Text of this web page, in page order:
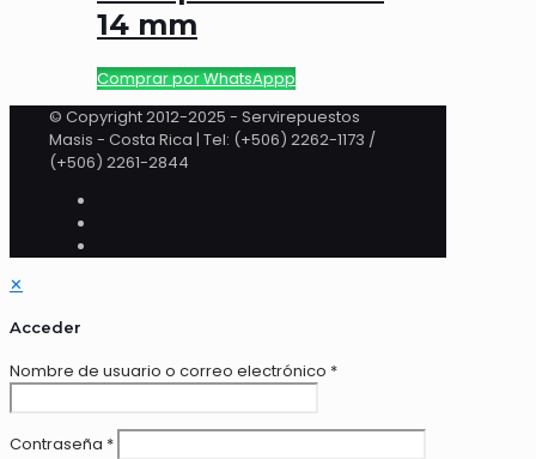
14 mm
Comprar por WhatsAppp
© Copyright 2012-2025 - Servirepuestos
Masis - Costa Rica | Tel: (+506) 2262-1173 /
(+506) 2261-2844
✕
Acceder
Nombre de usuario o correo electrónico *
Contraseña *